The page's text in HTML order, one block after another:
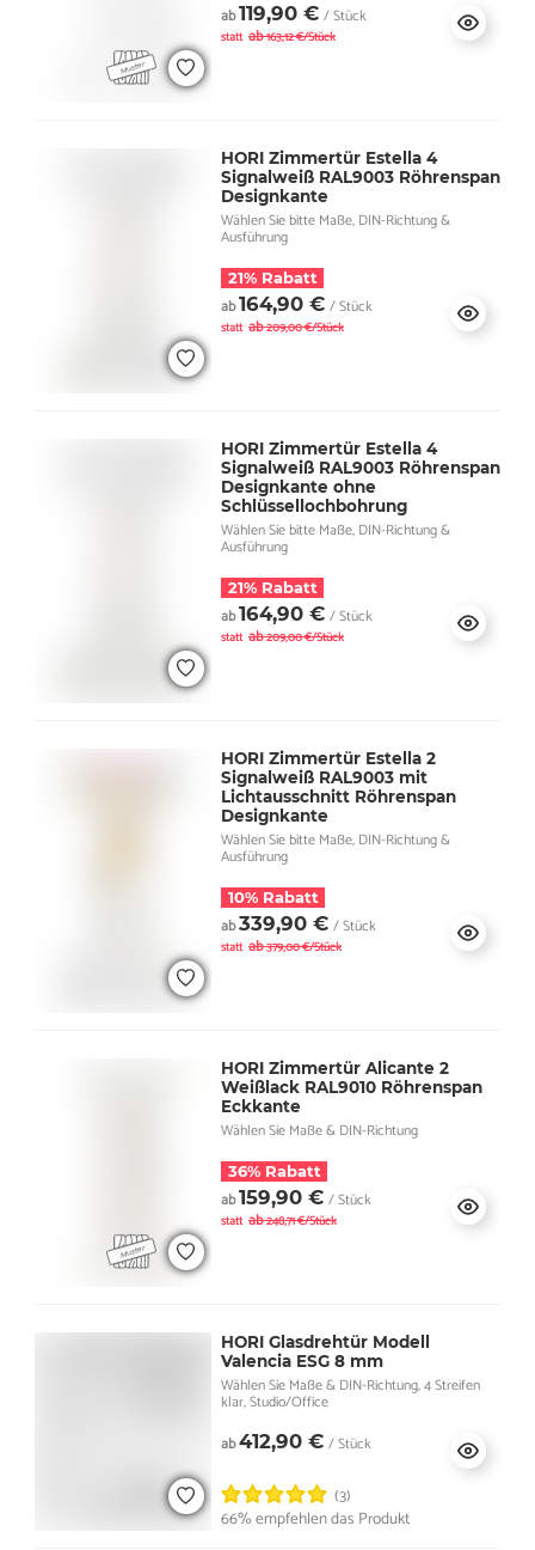
ab119,90 € / Stück
statt ab163,12 €/Stück
HORI Zimmertür Estella 4
Signalweiß RAL9003 Röhrenspan
Designkante
Wählen Sie bitte Maße, DIN-Richtung &
Ausführung
21% Rabatt
ab164,90 € / Stück
statt ab209,00 €/Stück
HORI Zimmertür Estella 4
Signalweiß RAL9003 Röhrenspan
Designkante ohne
Schlüssellochbohrung
Wählen Sie bitte Maße, DIN-Richtung &
Ausführung
21% Rabatt
ab164,90 € / Stück
statt ab209,00 €/Stück
HORI Zimmertür Estella 2
Signalweiß RAL9003 mit
Lichtausschnitt Röhrenspan
Designkante
Wählen Sie bitte Maße, DIN-Richtung &
Ausführung
10% Rabatt
ab339,90 € / Stück
statt ab379,00 €/Stück
HORI Zimmertür Alicante 2
Weißlack RAL9010 Röhrenspan
Eckkante
Wählen Sie Maße & DIN-Richtung
36% Rabatt
ab159,90 € / Stück
statt ab248,71 €/Stück
HORI Glasdrehtür Modell
Valencia ESG 8 mm
Wählen Sie Maße & DIN-Richtung, 4 Streifen
klar, Studio/Office
ab412,90 € / Stück
(3)
66% empfehlen das Produkt